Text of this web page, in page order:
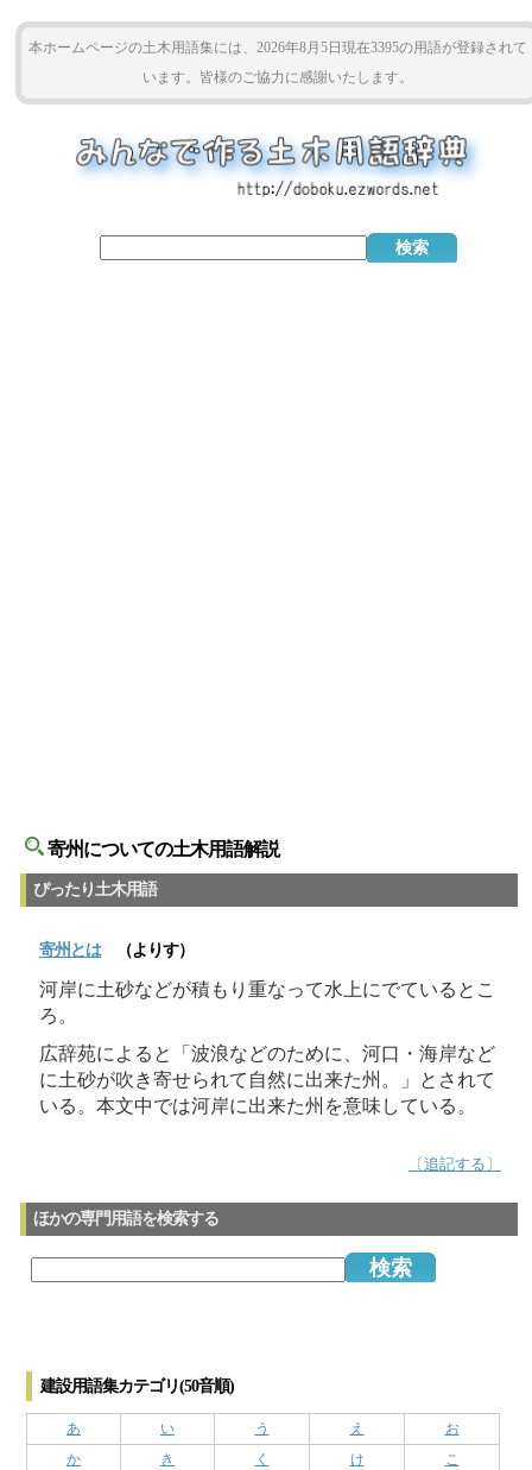
本ホームページの土木用語集には、2026年8月5日現在3395の用語が登録されて
います。皆様のご協力に感謝いたします。
寄州についての土木用語解説
ぴったり土木用語
寄州 とは（よりす）
河岸に土砂などが積もり重なって水上にでているとこ
ろ。
広辞苑によると「波浪などのために、河口・海岸など
に土砂が吹き寄せられて自然に出来た州。」とされて
いる。本文中では河岸に出来た州を意味している。
〔追記する〕
ほかの専門用語を検索する
建設用語集カテゴリ(50音順)
あ い う え
お
か
き く け
こ